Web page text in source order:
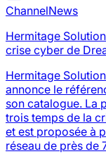
ChannelNews
Hermitage
crise cyber de
Hermitage
annonce le
son catalogue. La
trois temps de la
et est proposée à
réseau de près de